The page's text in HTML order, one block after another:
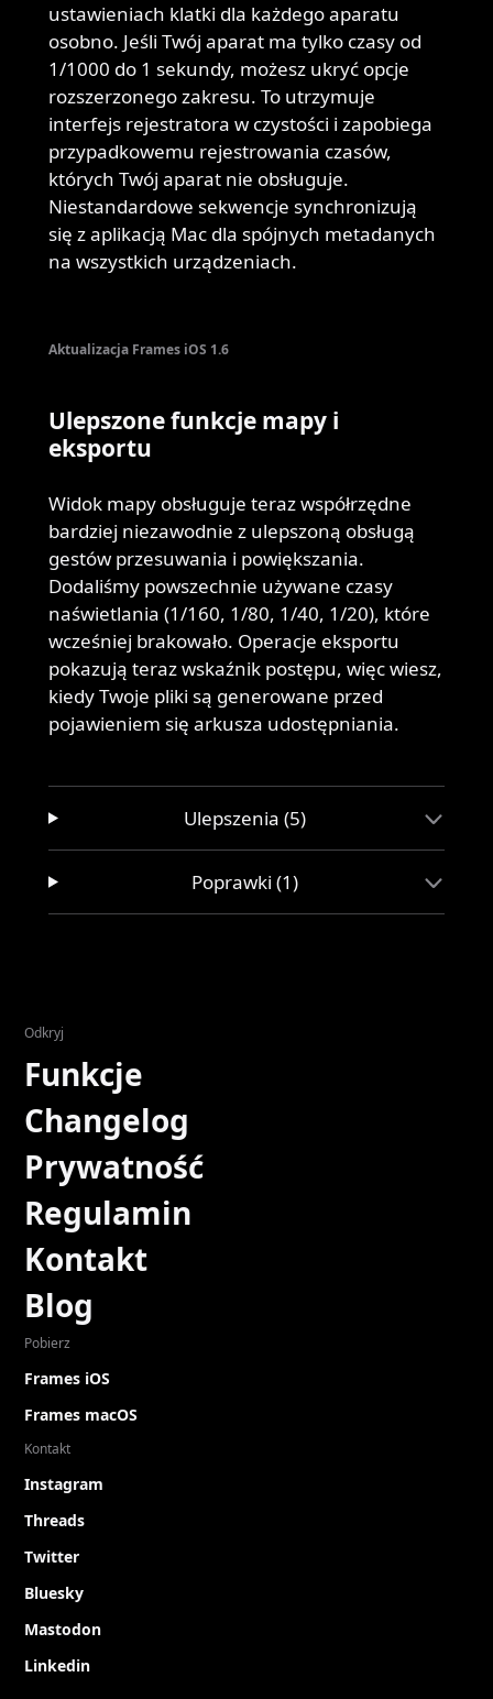
ustawieniach klatki dla każdego aparatu
osobno. Jeśli Twój aparat ma tylko czasy od
1/1000 do 1 sekundy, możesz ukryć opcje
rozszerzonego zakresu. To utrzymuje
interfejs rejestratora w czystości i zapobiega
przypadkowemu rejestrowania czasów,
których Twój aparat nie obsługuje.
Niestandardowe sekwencje synchronizują
się z aplikacją Mac dla spójnych metadanych
na wszystkich urządzeniach.
Aktualizacja Frames iOS 1.6
Ulepszone funkcje mapy i
eksportu
Widok mapy obsługuje teraz współrzędne
bardziej niezawodnie z ulepszoną obsługą
gestów przesuwania i powiększania.
Dodaliśmy powszechnie używane czasy
naświetlania (1/160, 1/80, 1/40, 1/20), które
wcześniej brakowało. Operacje eksportu
pokazują teraz wskaźnik postępu, więc wiesz,
kiedy Twoje pliki są generowane przed
pojawieniem się arkusza udostępniania.
Ulepszenia (5)
Poprawki (1)
Odkryj
Funkcje
Changelog
Prywatność
Regulamin
Kontakt
Blog
Pobierz
Frames iOS
Frames macOS
Kontakt
Instagram
Threads
Twitter
Bluesky
Mastodon
Linkedin